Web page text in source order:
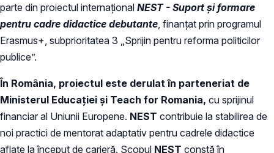
parte din proiectul internațional NEST - Suport și formare
pentru cadre didactice debutante , finanțat prin programul
Erasmus+, subprioritatea 3 „Sprijin pentru reforma politicilor
publice”.
În România, proiectul este derulat în parteneriat de
Ministerul Educației şi Teach for Romania, cu sprijinul
financiar al Uniunii Europene. NEST contribuie la stabilirea de
noi practici de mentorat adaptativ pentru cadrele didactice
aflate la început de carieră. Scopul NEST constă în